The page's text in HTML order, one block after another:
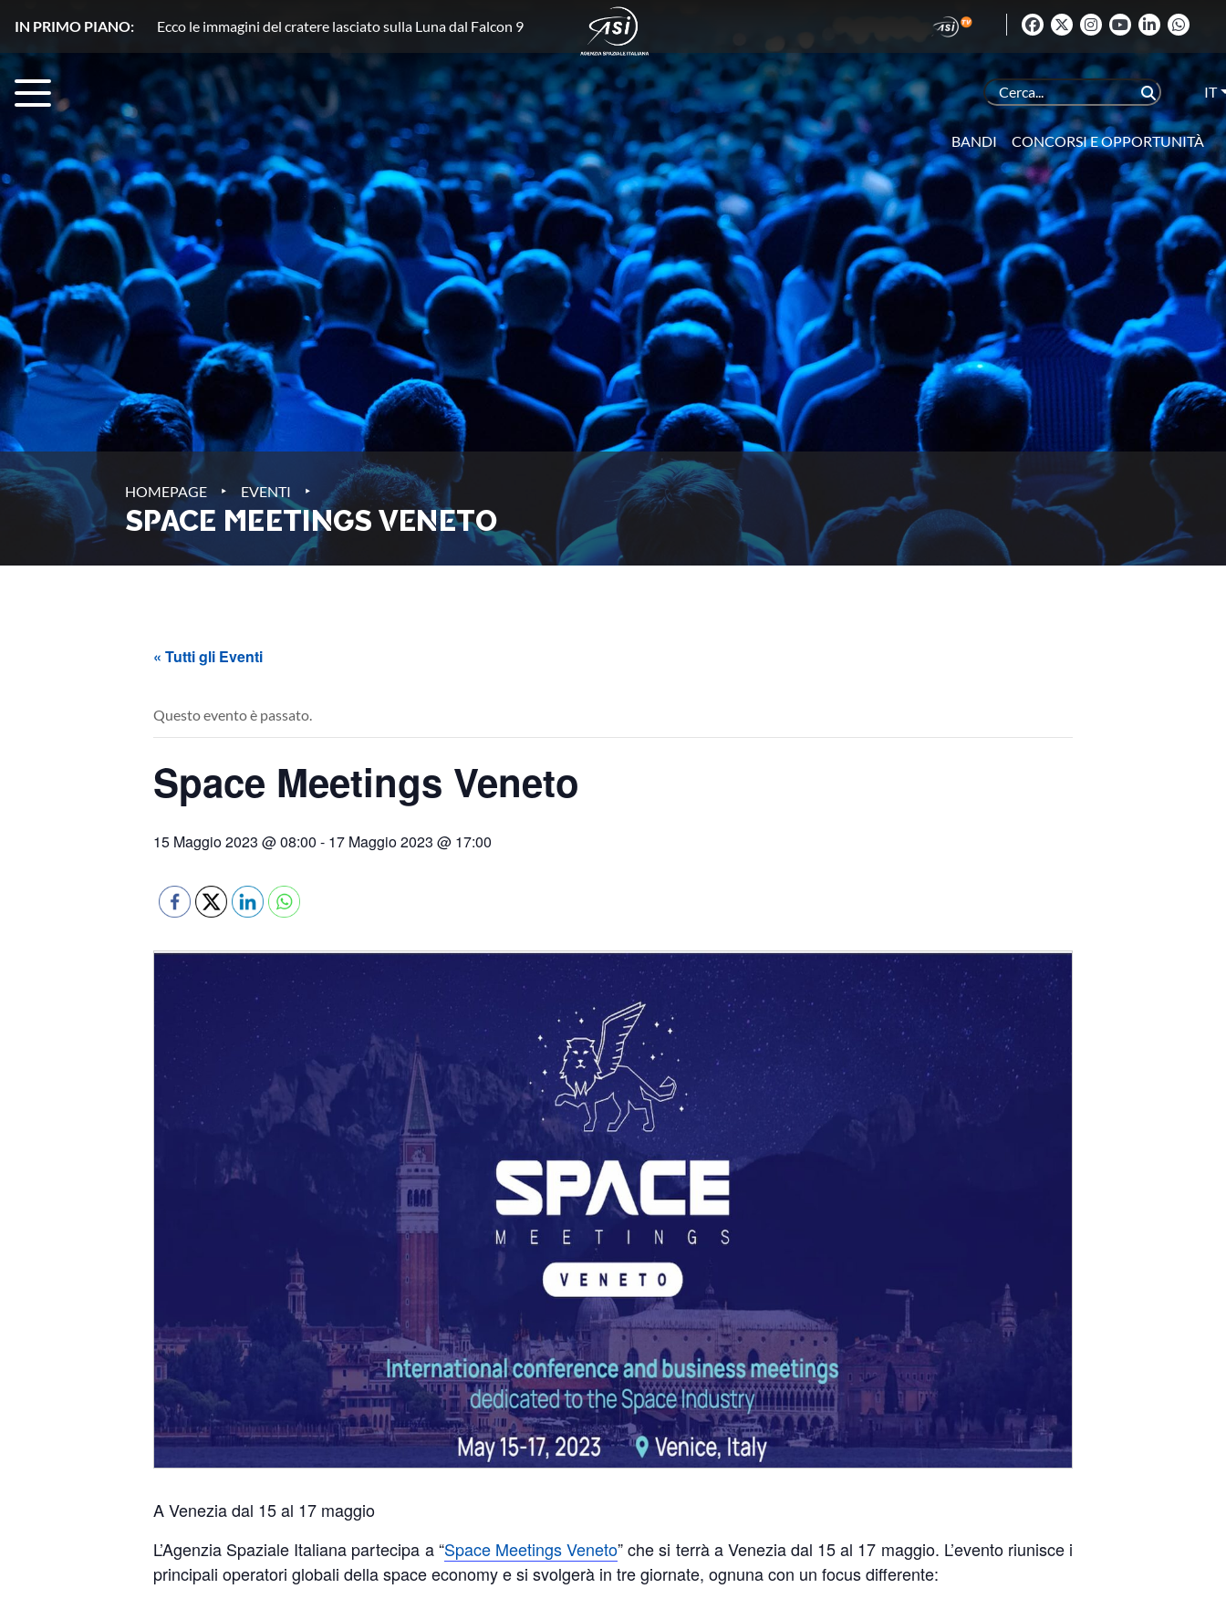
IN PRIMO PIANO: Plutone, azoto in movimento
IT
BANDI CONCORSI E OPPORTUNITÀ
HOMEPAGE ‣ EVENTI ‣
SPACE MEETINGS VENETO
« Tutti gli Eventi
Questo evento è passato.
Space Meetings Veneto
15 Maggio 2023 @ 08:00 - 17 Maggio 2023 @ 17:00
A Venezia dal 15 al 17 maggio
L’Agenzia Spaziale Italiana partecipa a “Space Meetings Veneto” che si terrà a Venezia dal 15 al 17 maggio. L’evento riunisce i
principali operatori globali della space economy e si svolgerà in tre giornate, ognuna con un focus differente: